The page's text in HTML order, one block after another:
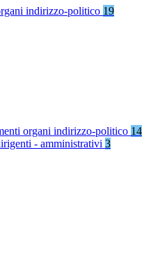
indirizzo-politico 19
organi indirizzo-politico 14
- amministrativi 3